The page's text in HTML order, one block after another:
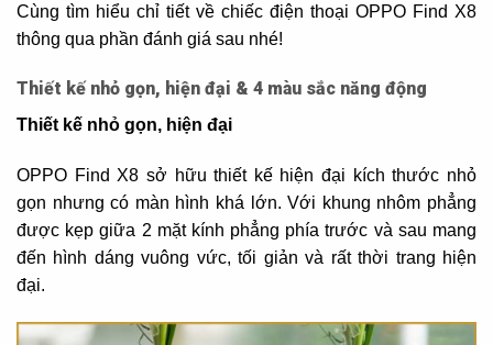
Cùng tìm hiểu chỉ tiết về chiếc điện thoại OPPO Find X8
thông qua phần đánh giá sau nhé!
Thiết kế nhỏ gọn, hiện đại & 4 màu sắc năng động
Thiết kế nhỏ gọn, hiện đại
OPPO Find X8 sở hữu thiết kế hiện đại kích thước nhỏ
gọn nhưng có màn hình khá lớn. Với khung nhôm phẳng
được kẹp giữa 2 mặt kính phẳng phía trước và sau mang
đến hình dáng vuông vức, tối giản và rất thời trang hiện
đại.